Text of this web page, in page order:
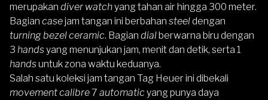
merupakan diver watchyang tahan air hingga 300 meter.
Bagian casejam tangan ini berbahan steeldengan
turning bezel ceramic. Bagian dialberwarna biru dengan
3 handsyang menunjukan jam, menit dan detik, serta 1
handsuntuk zona waktu keduanya.
Salah satu koleksi jam tangan Tag Heuer ini dibekali
movementcalibre7 automatic yang punya daya